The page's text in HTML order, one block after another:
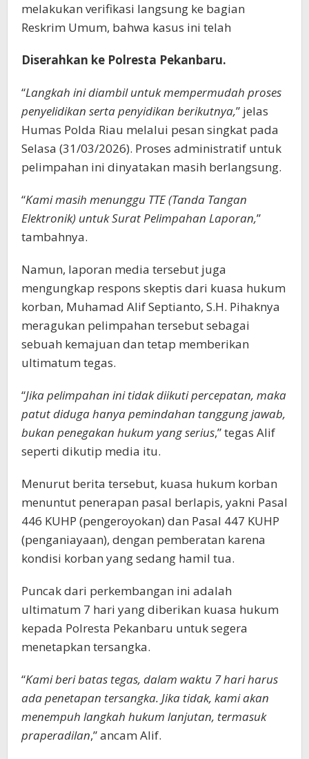
melakukan verifikasi langsung ke bagian
Reskrim Umum, bahwa kasus ini telah
Diserahkan ke Polresta Pekanbaru.
“Langkah ini diambil untuk mempermudah proses
penyelidikan serta penyidikan berikutnya,” jelas
Humas Polda Riau melalui pesan singkat pada
Selasa (31/03/2026). Proses administratif untuk
pelimpahan ini dinyatakan masih berlangsung.
“Kami masih menunggu TTE (Tanda Tangan
Elektronik) untuk Surat Pelimpahan Laporan,”
tambahnya.
Namun, laporan media tersebut juga
mengungkap respons skeptis dari kuasa hukum
korban, Muhamad Alif Septianto, S.H. Pihaknya
meragukan pelimpahan tersebut sebagai
sebuah kemajuan dan tetap memberikan
ultimatum tegas.
“Jika pelimpahan ini tidak diikuti percepatan, maka
patut diduga hanya pemindahan tanggung jawab,
bukan penegakan hukum yang serius,” tegas Alif
seperti dikutip media itu.
Menurut berita tersebut, kuasa hukum korban
menuntut penerapan pasal berlapis, yakni Pasal
446 KUHP (pengeroyokan) dan Pasal 447 KUHP
(penganiayaan), dengan pemberatan karena
kondisi korban yang sedang hamil tua.
Puncak dari perkembangan ini adalah
ultimatum 7 hari yang diberikan kuasa hukum
kepada Polresta Pekanbaru untuk segera
menetapkan tersangka.
“Kami beri batas tegas, dalam waktu 7 hari harus
ada penetapan tersangka. Jika tidak, kami akan
menempuh langkah hukum lanjutan, termasuk
praperadilan,” ancam Alif.